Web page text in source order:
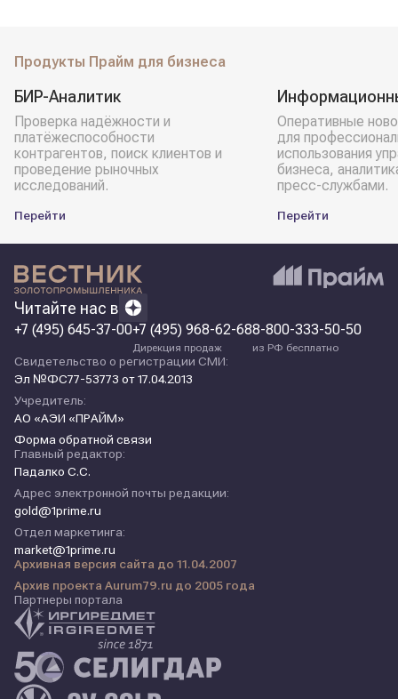
Продукты Прайм для бизнеса
БИР-Аналитик
Проверка надёжности и
платёжеспособности
контрагентов, поиск клиентов и
проведение рыночных
исследований.
Перейти
Оперативные
для
использования
бизнеса,
пресс-службами.
Перейти
Читайте нас в
+7 (495) 645-37-00+7 (495) 968-62-68
Дирекция продаж
8-800-333-50-50
из РФ бесплатно
Свидетельство о регистрации СМИ:
Эл №ФС77-53773 от 17.04.2013
Учредитель:
АО «АЭИ «ПРАЙМ»
Форма обратной связи
Главный редактор:
Падалко С.С.
Адрес электронной почты редакции:
gold@1prime.ru
Отдел маркетинга:
market@1prime.ru
Архивная версия сайта до 11.04.2007
Архив проекта Aurum79.ru до 2005 года
Партнеры портала